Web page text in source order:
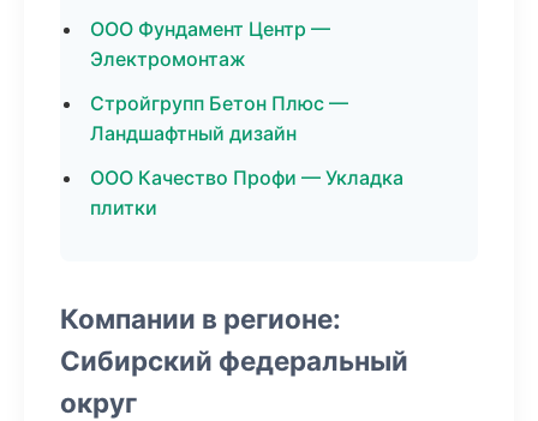
ООО Фундамент Центр —
Электромонтаж
Стройгрупп Бетон Плюс —
Ландшафтный дизайн
ООО Качество Профи — Укладка
плитки
Компании в регионе:
Сибирский федеральный
округ